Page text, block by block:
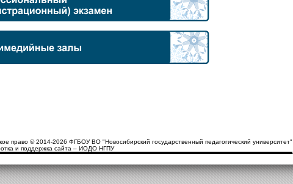
право © 2014-2026 ФГБОУ ВО "Новосибирский государственный педагогический университет"
и поддержка сайта – ИОДО НГПУ